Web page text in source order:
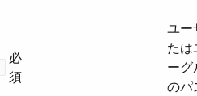
必
須
ユー
たは
ーグ
のパ